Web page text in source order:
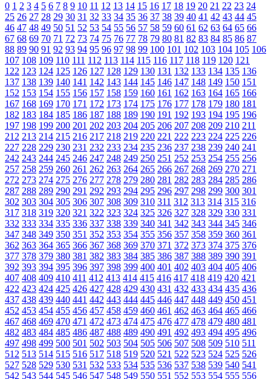
0 1 2 3 4 5 6 7 8 9 10 11 12 13 14 15 16 17 18 19 20 21 22 23 24
25 26 27 28 29 30 31 32 33 34 35 36 37 38 39 40 41 42 43 44 45
46 47 48 49 50 51 52 53 54 55 56 57 58 59 60 61 62 63 64 65 66
67 68 69 70 71 72 73 74 75 76 77 78 79 80 81 82 83 84 85 86 87
88 89 90 91 92 93 94 95 96 97 98 99 100 101 102 103 104 105 106
107 108 109 110 111 112 113 114 115 116 117 118 119 120 121
122 123 124 125 126 127 128 129 130 131 132 133 134 135 136
137 138 139 140 141 142 143 144 145 146 147 148 149 150 151
152 153 154 155 156 157 158 159 160 161 162 163 164 165 166
167 168 169 170 171 172 173 174 175 176 177 178 179 180 181
182 183 184 185 186 187 188 189 190 191 192 193 194 195 196
197 198 199 200 201 202 203 204 205 206 207 208 209 210 211
212 213 214 215 216 217 218 219 220 221 222 223 224 225 226
227 228 229 230 231 232 233 234 235 236 237 238 239 240 241
242 243 244 245 246 247 248 249 250 251 252 253 254 255 256
257 258 259 260 261 262 263 264 265 266 267 268 269 270 271
272 273 274 275 276 277 278 279 280 281 282 283 284 285 286
287 288 289 290 291 292 293 294 295 296 297 298 299 300 301
302 303 304 305 306 307 308 309 310 311 312 313 314 315 316
317 318 319 320 321 322 323 324 325 326 327 328 329 330 331
332 333 334 335 336 337 338 339 340 341 342 343 344 345 346
347 348 349 350 351 352 353 354 355 356 357 358 359 360 361
362 363 364 365 366 367 368 369 370 371 372 373 374 375 376
377 378 379 380 381 382 383 384 385 386 387 388 389 390 391
392 393 394 395 396 397 398 399 400 401 402 403 404 405 406
407 408 409 410 411 412 413 414 415 416 417 418 419 420 421
422 423 424 425 426 427 428 429 430 431 432 433 434 435 436
437 438 439 440 441 442 443 444 445 446 447 448 449 450 451
452 453 454 455 456 457 458 459 460 461 462 463 464 465 466
467 468 469 470 471 472 473 474 475 476 477 478 479 480 481
482 483 484 485 486 487 488 489 490 491 492 493 494 495 496
497 498 499 500 501 502 503 504 505 506 507 508 509 510 511
512 513 514 515 516 517 518 519 520 521 522 523 524 525 526
527 528 529 530 531 532 533 534 535 536 537 538 539 540 541
542 543 544 545 546 547 548 549 550 551 552 553 554 555 556